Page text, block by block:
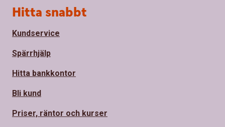
Sidfot
Hitta snabbt
Kundservice
Spärrhjälp
Hitta bankkontor
Bli kund
Priser, räntor och kurser